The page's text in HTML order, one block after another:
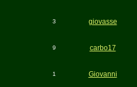
3 giovasse
9 carbo17
1 Giovanni